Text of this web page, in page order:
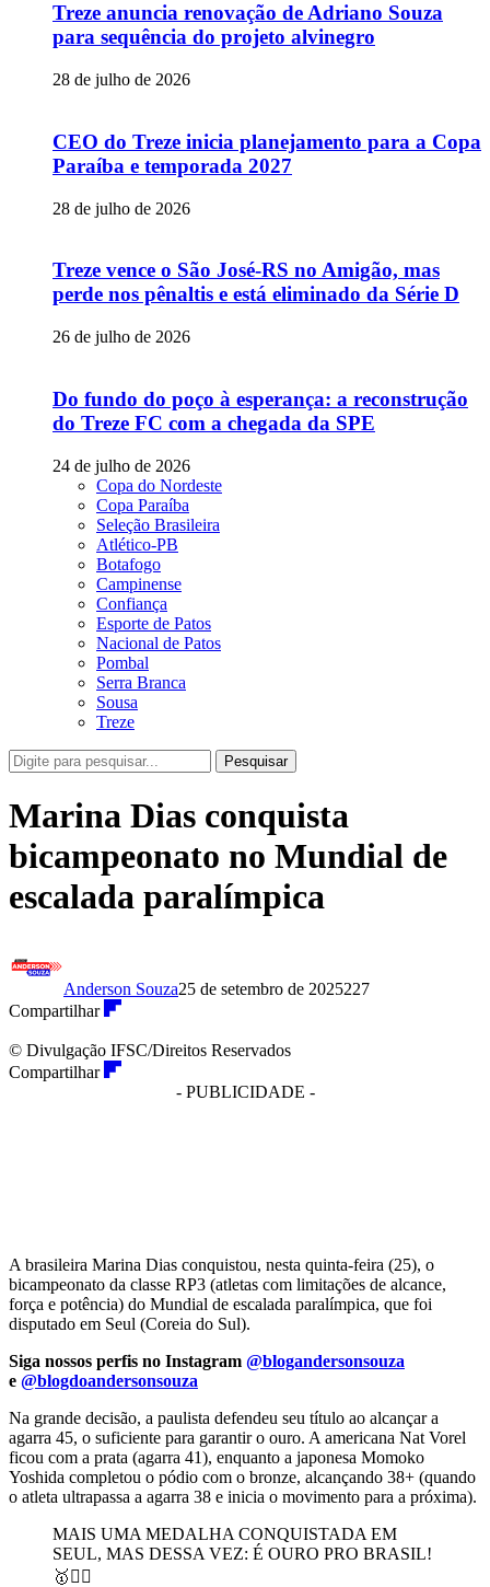
Treze anuncia renovação de Adriano Souza
para sequência do projeto alvinegro
28 de julho de 2026
CEO do Treze inicia planejamento para a Copa
Paraíba e temporada 2027
28 de julho de 2026
Treze vence o São José-RS no Amigão, mas
perde nos pênaltis e está eliminado da Série D
26 de julho de 2026
Do fundo do poço à esperança: a reconstrução
do Treze FC com a chegada da SPE
24 de julho de 2026
Copa do Nordeste
Copa Paraíba
Seleção Brasileira
Atlético-PB
Botafogo
Campinense
Confiança
Esporte de Patos
Nacional de Patos
Pombal
Serra Branca
Sousa
Treze
Pesquisar
Marina Dias conquista
bicampeonato no Mundial de
escalada paralímpica
Anderson Souza25 de setembro de 2025227
Compartilhar
© Divulgação IFSC/Direitos Reservados
Compartilhar
- PUBLICIDADE -
A brasileira Marina Dias conquistou, nesta quinta-feira (25), o
bicampeonato da classe RP3 (atletas com limitações de alcance,
força e potência) do Mundial de escalada paralímpica, que foi
disputado em Seul (Coreia do Sul).
Siga nossos perfis no Instagram @blogandersonsouza
e @blogdoandersonsouza
Na grande decisão, a paulista defendeu seu título ao alcançar a
agarra 45, o suficiente para garantir o ouro. A americana Nat Vorel
ficou com a prata (agarra 41), enquanto a japonesa Momoko
Yoshida completou o pódio com o bronze, alcançando 38+ (quando
o atleta ultrapassa a agarra 38 e inicia o movimento para a próxima).
MAIS UMA MEDALHA CONQUISTADA EM
SEUL, MAS DESSA VEZ: É OURO PRO BRASIL!
🥇🧗‍♀️